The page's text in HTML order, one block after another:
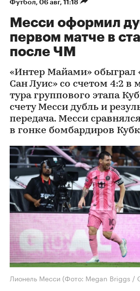
Футбол 06 авг, 11:18
Месси оформил
первом матче в
после ЧМ
«Интер Майами» обыграл
Сан Луис» со счетом 4:2 в
тура группового этапа
счету Месси дубль и
передача. Месси
в гонке бомбардиров
Лионель Месси (Фото: Megan Briggs /